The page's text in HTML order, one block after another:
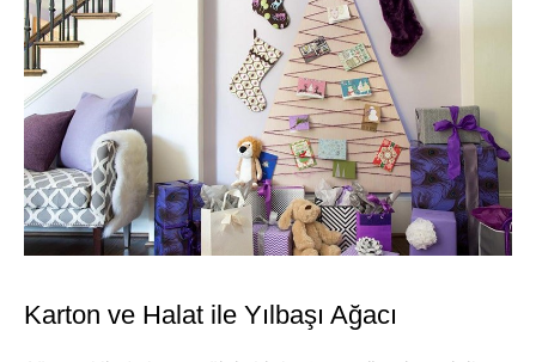
Karton ve Halat ile Yılbaşı Ağacı